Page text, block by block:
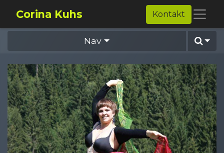
Corina Kuhs Kontakt
Nav